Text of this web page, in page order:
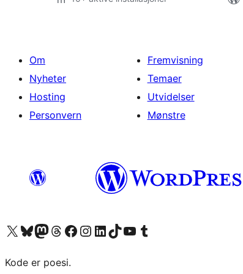
Om
Nyheter
Hosting
Personvern
Fremvisning
Temaer
Utvidelser
Mønstre
Besøk vår konto på X Visit our Bluesky account
Besøk vår Mastodon-konto
Visit our Threads account
Besøk vår Facebook-sideBesøk vår Instagram-konto
Besøk vår LinkedIn-konto
Visit our TikTok account
Visit our YouTube channel
Visit our Tumblr account
Kode er poesi.